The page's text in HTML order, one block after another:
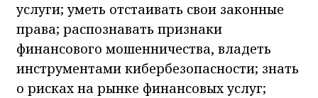
услуги; уметь отстаивать свои законные
права; распознавать признаки
финансового мошенничества, владеть
инструментами кибербезопасности; знать
о рисках на рынке финансовых услуг;